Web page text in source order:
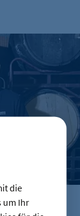
die
um Ihr
ordentlich